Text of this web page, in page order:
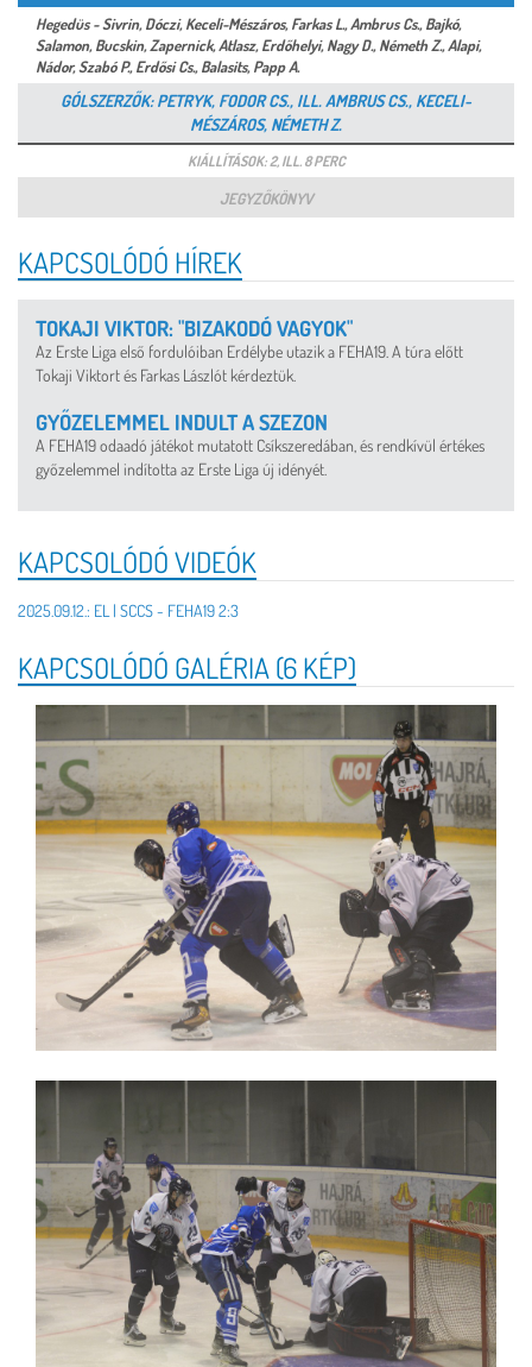
Hegedüs - Sivrin, Dóczi, Keceli-Mészáros, Farkas L., Ambrus Cs., Bajkó,
Salamon, Bucskin, Zapernick, Atlasz, Erdőhelyi, Nagy D., Németh Z., Alapi,
Nádor, Szabó P., Erdősi Cs., Balasits, Papp A.
GÓLSZERZŐK: PETRYK, FODOR CS., ILL. AMBRUS CS., KECELI-
MÉSZÁROS, NÉMETH Z.
KIÁLLÍTÁSOK: 2, ILL. 8 PERC
JEGYZŐKÖNYV
KAPCSOLÓDÓ HÍREK
TOKAJI VIKTOR: "BIZAKODÓ VAGYOK"
Az Erste Liga első fordulóiban Erdélybe utazik a FEHA19. A túra előtt
Tokaji Viktort és Farkas Lászlót kérdeztük.
GYŐZELEMMEL INDULT A SZEZON
A FEHA19 odaadó játékot mutatott Csíkszeredában, és rendkívül értékes
győzelemmel indította az Erste Liga új idényét.
KAPCSOLÓDÓ VIDEÓK
2025.09.12.: EL | SCCS - FEHA19 2:3
KAPCSOLÓDÓ GALÉRIA (6 KÉP)